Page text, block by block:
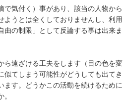
気付く）事があり、該当の人物から
ようとは全くしておりませんし、利用
由の制限」として反論する事は出来ま
ら遠ざける工夫をします（目の色を変
てしまう可能性がどうしても出てき
ます。どうかこの活動を続けるために